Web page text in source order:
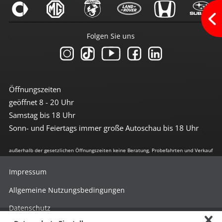
el. Stabilitätsprogramm
Geschwindigkeit-Begrenzungsanlage
ISOFIX Kindersitzvorrüstung
LED Heckleuchten
Reifendruckkontrolle
Selbstlenkende Systeme
Spurhalte-Assistent
Tagfahrlicht
Traktionskontrolle
Verkehrszeichen-Erkennung
grüne Feinstaubplakette
Öffnungszeiten
geöffnet 8 - 20 Uhr
Samstag bis 18 Uhr
Sonn- und Feiertags immer große Autoschau bis 18 Uhr
Folgen Sie uns
außerhalb der gesetzlichen Öffnungszeiten keine Beratung, Probefahrten und Verkauf
Impressum
Allgemeine Nutzungsbedingungen
Datenschutz